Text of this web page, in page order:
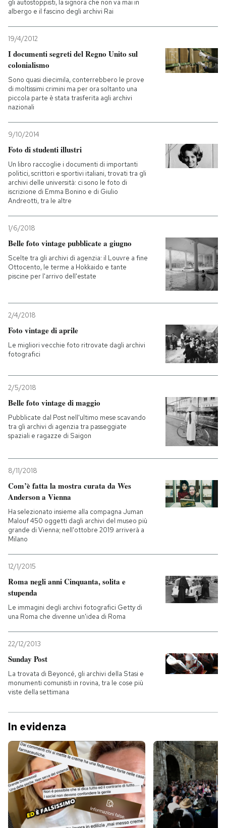
gli autostoppisti, la signora che non va mai in
albergo e il fascino degli archivi Rai
19/4/2012
I documenti segreti del Regno Unito sul
colonialismo
Sono quasi diecimila, conterrebbero le prove
di moltissimi crimini ma per ora soltanto una
piccola parte è stata trasferita agli archivi
nazionali
9/10/2014
Foto di studenti illustri
Un libro raccoglie i documenti di importanti
politici, scrittori e sportivi italiani, trovati tra gli
archivi delle università: ci sono le foto di
iscrizione di Emma Bonino e di Giulio
Andreotti, tra le altre
1/6/2018
Belle foto vintage pubblicate a giugno
Scelte tra gli archivi di agenzia: il Louvre a fine
Ottocento, le terme a Hokkaido e tante
piscine per l'arrivo dell'estate
2/4/2018
Foto vintage di aprile
Le migliori vecchie foto ritrovate dagli archivi
fotografici
2/5/2018
Belle foto vintage di maggio
Pubblicate dal Post nell'ultimo mese scavando
tra gli archivi di agenzia tra passeggiate
spaziali e ragazze di Saigon
8/11/2018
Com’è fatta la mostra curata da Wes
Anderson a Vienna
Ha selezionato insieme alla compagna Juman
Malouf 450 oggetti dagli archivi del museo più
grande di Vienna; nell'ottobre 2019 arriverà a
Milano
12/1/2015
Roma negli anni Cinquanta, solita e
stupenda
Le immagini degli archivi fotografici Getty di
una Roma che divenne un'idea di Roma
22/12/2013
Sunday Post
La trovata di Beyoncé, gli archivi della Stasi e
monumenti comunisti in rovina, tra le cose più
viste della settimana
In evidenza